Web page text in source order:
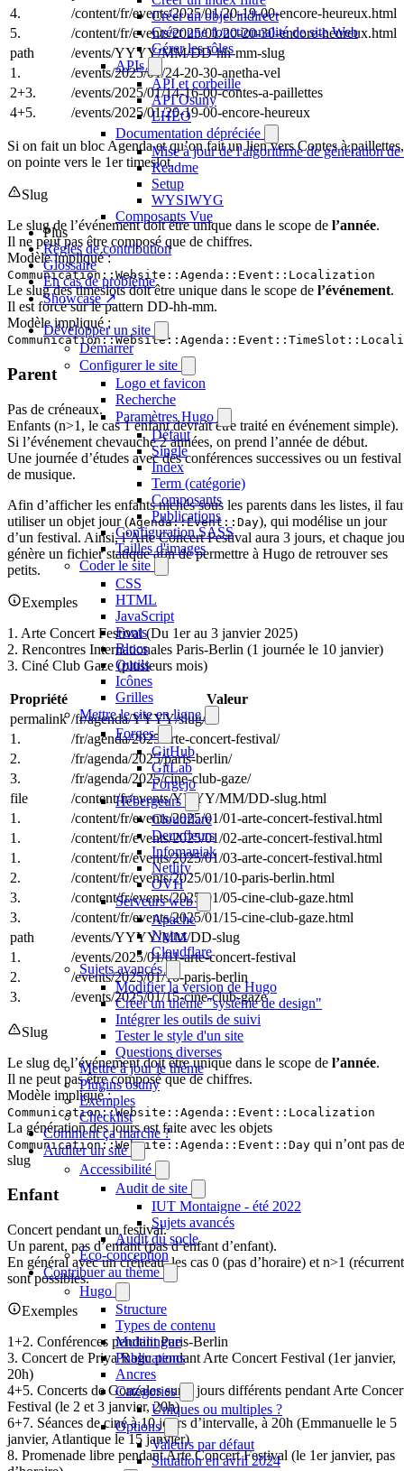
Créer un objet indirect
Créer une fonctionnalité de site Web
Gérer les rôles
APIs
API et corbeille
API Osuny
LHÉO
Documentation dépréciée
Mise à jour de l'algorithme de génération de
Readme
Setup
WYSIWYG
Composants Vue
Plus
Règles de contribution
Glossaire
En cas de problème
Showcase ↗
Développer un site
Démarrer
Configurer le site
Logo et favicon
Recherche
Paramètres Hugo
Défaut
Single
Index
Term (catégorie)
Composants
Publications
Configuration SASS
Tailles d'images
Coder le site
CSS
HTML
JavaScript
Fonts
Blocs
Outils
Icônes
Grilles
Mettre le site en ligne
Forges
GitHub
GitLab
Forgejo
Hébergeurs
Cloudflare
Deuxfleurs
Infomaniak
Netlify
OVH
Serveurs web
Apache
Nginx
Cloudflare
Sujets avancés
Modifier la version de Hugo
Créer un thème "système de design"
Intégrer les outils de suivi
Tester le style d'un site
Questions diverses
Mettre à jour le thème
Plugins osuny
Exemples
Checklist
Comment ça marche ?
Auditer un site
Accessibilité
Audit de site
IUT Montaigne - été 2022
Sujets avancés
Audit du socle
Éco-conception
Contribuer au thème
Hugo
Structure
Types de contenu
Multilingue
Publications
Ancres
Catégories
Uniques ou multiples ?
Options
Valeurs par défaut
Situation en avril 2024
4.
/content/fr/events/2025/01/20-19-00-encore-heureux.html
5.
/content/fr/events/2025/01/20-20-30-encore-heureux.html
path
/events/YYYY/MM/DD-hh-mm-slug
1.
/events/2025/01/24-20-30-anetha-vel
2+3.
/events/2025/01/14-16-00-contes-a-paillettes
4+5.
/events/2025/01/20-19-00-encore-heureux
Si on fait un bloc Agenda et qu’on fait un lien vers Contes à paillettes,
on pointe vers le 1er timeslot.
Slug
Le slug de l’événement doit être unique dans le scope de l’année.
Il ne peut pas être composé que de chiffres.
Modèle impliqué :
Communication::Website::Agenda::Event::Localization
Le slug des timeslots doit être unique dans le scope de l’événement.
Il est forcé sur le pattern DD-hh-mm.
Modèle impliqué :
Parent
Pas de créneaux.
Enfants (n>1, le cas 1 enfant devrait être traité en événement simple).
Si l’événement chevauche 2 années, on prend l’année de début.
Une journée d’études avec des conférences successives ou un festival
de musique.
Afin d’afficher les enfants nichés sous les parents dans les listes, il
utiliser un objet jour (Agenda::Event::Day), qui modélise un jour
d’un festival. Ainsi, l’Arte Concert Festival aura 3 jours, et chaque
génère un fichier statique afin de permettre à Hugo de retrouver ses
petits.
Exemples
1. Arte Concert Festival (Du 1er au 3 janvier 2025)
2. Rencontres Internationales Paris-Berlin (1 journée le 10 janvier)
3. Ciné Club Gaze (plusieurs mois)
Propriété
Valeur
permalink /fr/agenda/YYYY/slug/
1.
/fr/agenda/2025/arte-concert-festival/
2.
/fr/agenda/2025/paris-berlin/
3.
/fr/agenda/2025/cine-club-gaze/
file
/content/fr/events/YYYY/MM/DD-slug.html
1.
/content/fr/events/2025/01/01-arte-concert-festival.html
1.
/content/fr/events/2025/01/02-arte-concert-festival.html
1.
/content/fr/events/2025/01/03-arte-concert-festival.html
2.
/content/fr/events/2025/01/10-paris-berlin.html
3.
/content/fr/events/2025/01/05-cine-club-gaze.html
3.
/content/fr/events/2025/01/15-cine-club-gaze.html
path
/events/YYYY/MM/DD-slug
1.
/events/2025/01/01-arte-concert-festival
2.
/events/2025/01/10-paris-berlin
3.
/events/2025/01/15-cine-club-gaze
Slug
Le slug de l’événement doit être unique dans le scope de l’année.
Il ne peut pas être composé que de chiffres.
Modèle impliqué :
Communication::Website::Agenda::Event::Localization
La génération des jours est faite avec les objets
Communication::Website::Agenda::Event::Day qui n’ont pas de
slug
Enfant
Concert pendant un festival.
Un parent, pas d’enfant (pas d’enfant d’enfant).
En général avec un créneau, les cas 0 (pas d’horaire) et n>1
sont possibles.
Exemples
1+2. Conférences pendant Paris-Berlin
3. Concert de Priya Ragu pendant Arte Concert Festival (1er janvier,
20h)
4+5. Concerts de Gonzales sur 2 jours différents pendant Arte
Festival (le 2 et 3 janvier, 20h)
6+7. Séances de ciné à 10 jours d’intervalle, à 20h (Emmanuelle le 5
janvier, Atlantique le 15 janvier)
8. Promenade libre pendant Arte Concert Festival (le 1er janvier, pas